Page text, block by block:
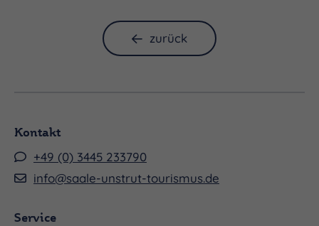
zurück
Kontakt
+49 (0) 3445 233790
info@saale-unstrut-tourismus.de
Service